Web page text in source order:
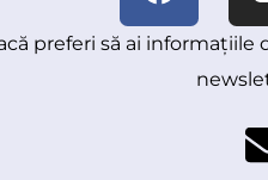
preferi să ai